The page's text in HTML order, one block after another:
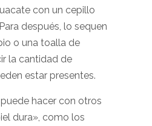
con un cepillo
después, lo sequen
o una toalla de
la cantidad de
estar presentes.
hacer con otros
dura», como los